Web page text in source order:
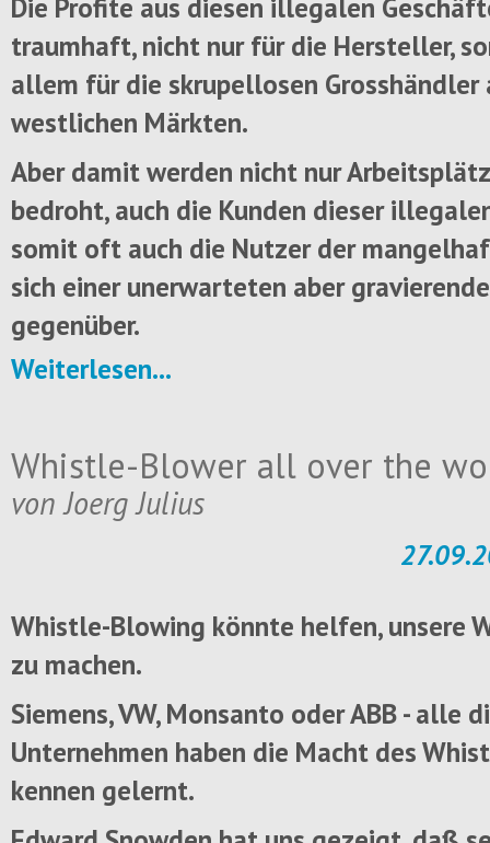
traumhaft, nicht nur für die Hersteller,
allem für die skrupellosen Grosshändler
westlichen Märkten.
Aber damit werden nicht nur
bedroht, auch die Kunden dieser
somit oft auch die Nutzer der
sich einer unerwarteten aber
gegenüber.
Weiterlesen...
Whistle-Blower all over the
von Joerg Julius
Whistle-Blowing könnte helfen, unsere
zu machen.
Siemens, VW, Monsanto oder ABB - alle
Unternehmen haben die Macht des
kennen gelernt.